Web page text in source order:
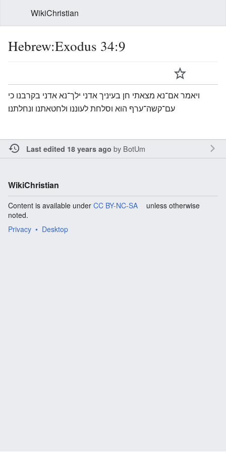
WikiChristian
Hebrew:Exodus 34:9
ויאמר אם־נא מצאתי חן בעיניך אדני ילך־נא אדני בקרבנו כי
עם־קשה־ערף הוא וסלחת לעוננו ולחטאתנו ונחלתנו׃
Last edited 18 years ago by BotUm
WikiChristian
Content is available under CC BY-NC-SA
unless otherwise
noted.
Privacy
Desktop